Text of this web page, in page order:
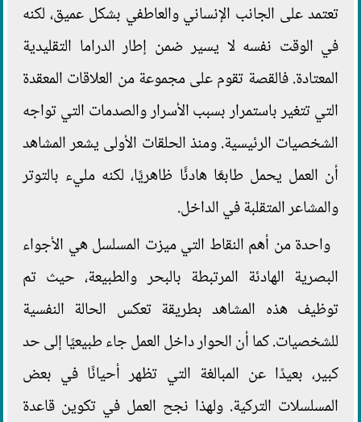
تعتمد على الجانب الإنساني والعاطفي بشكل عميق، لكنه
في الوقت نفسه لا يسير ضمن إطار الدراما التقليدية
المعتادة. فالقصة تقوم على مجموعة من العلاقات المعقدة
التي تتغير باستمرار بسبب الأسرار والصدمات التي تواجه
الشخصيات الرئيسية. ومنذ الحلقات الأولى يشعر المشاهد
أن العمل يحمل طابعًا هادئًا ظاهريًا، لكنه مليء بالتوتر
والمشاعر المتقلبة في الداخل.
واحدة من أهم النقاط التي ميزت المسلسل هي الأجواء
البصرية الهادئة المرتبطة بالبحر والطبيعة، حيث تم
توظيف هذه المشاهد بطريقة تعكس الحالة النفسية
للشخصيات. كما أن الحوار داخل العمل جاء طبيعيًا إلى حد
كبير، بعيدًا عن المبالغة التي تظهر أحيانًا في بعض
المسلسلات التركية. ولهذا نجح العمل في تكوين قاعدة